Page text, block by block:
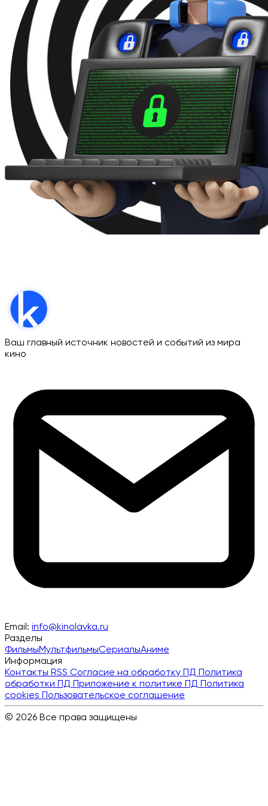
Ваш главный источник новостей и событий из мира
кино
Email: info@kinolavka.ru
Разделы
ФильмыМультфильмыСериалыАниме
Информация
Контакты RSS Согласие на обработку ПД Политика
обработки ПД Приложение к политике ПД Политика
cookies Пользовательское соглашение
© 2026 Все права защищены